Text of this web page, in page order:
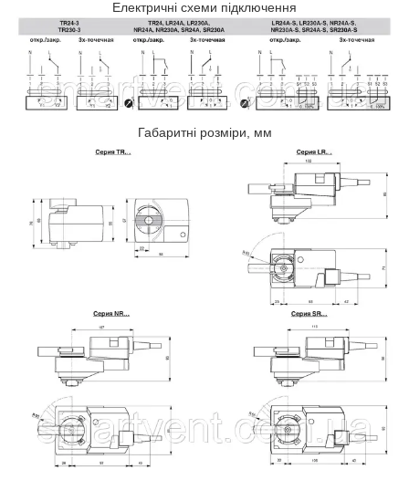
Електричні схеми підключення
Габаритні розміри, мм